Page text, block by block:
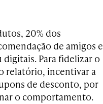
20% dos
de amigos e
Para fidelizar o
relatório, incentivar a
de desconto, por
o comportamento.